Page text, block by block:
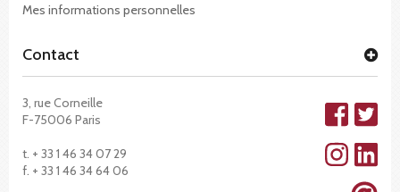
Mes informations personnelles
Contact
3, rue Corneille
F-75006 Paris
t. + 33 1 46 34 07 29
f. + 33 1 46 34 64 06